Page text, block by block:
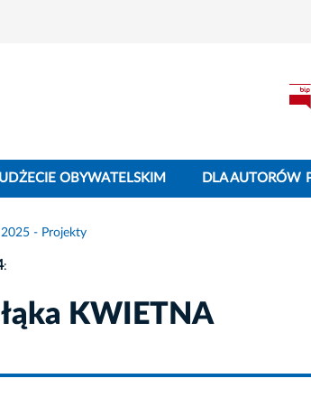
OBYWATELSKIM DLA AUTORÓW
- Projekty
:
KWIETNA